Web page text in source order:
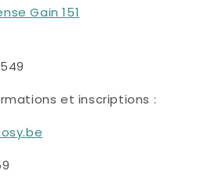
Gain 151
et inscriptions :